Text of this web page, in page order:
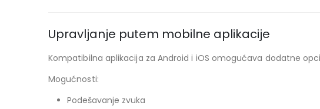
Upravljanje putem mobilne aplikacije
Kompatibilna aplikacija za Android i iOS omogućava dodatne
Mogućnosti:
Podešavanje zvuka